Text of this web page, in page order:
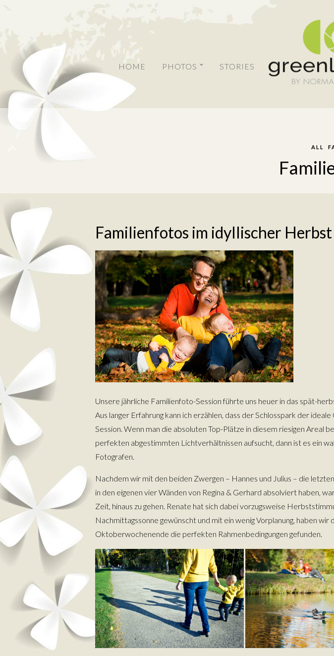
HOME PHOTOS STORIES
ALL
Familienfotos im idyllischer Herbst
Unsere jährliche Familienfoto-Session führte uns heuer in das spät-
Aus langer Erfahrung kann ich erzählen, dass der Schlosspark der
Session. Wenn man die absoluten Top-Plätze in diesem riesigen Areal
perfekten abgestimmten Lichtverhältnissen aufsucht, dann ist es ein
Fotografen.
Nachdem wir mit den beiden Zwergen – Hannes und Julius – die
in den eigenen vier Wänden von Regina & Gerhard absolviert haben,
Zeit, hinaus zu gehen. Renate hat sich dabei vorzugsweise
Nachmittagssonne gewünscht und mit ein wenig Vorplanung, haben wir
Oktoberwochenende die perfekten Rahmenbedingungen gefunden.